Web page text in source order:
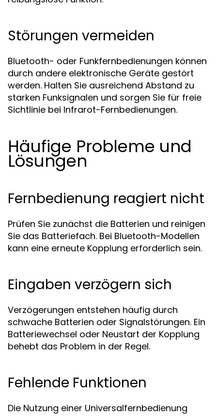
Störungen vermeiden
Bluetooth- oder Funkfernbedienungen können
durch andere elektronische Geräte gestört
werden. Halten Sie ausreichend Abstand zu
starken Funksignalen und sorgen Sie für freie
Sichtlinie bei Infrarot-Fernbedienungen.
Häufige Probleme und
Lösungen
Fernbedienung reagiert nicht
Prüfen Sie zunächst die Batterien und reinigen
Sie das Batteriefach. Bei Bluetooth-Modellen
kann eine erneute Kopplung erforderlich sein.
Eingaben verzögern sich
Verzögerungen entstehen häufig durch
schwache Batterien oder Signalstörungen. Ein
Batteriewechsel oder Neustart der Kopplung
behebt das Problem in der Regel.
Fehlende Funktionen
Die Nutzung einer Universalfernbedienung